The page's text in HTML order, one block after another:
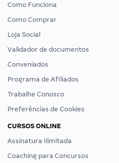
Como Funciona
Como Comprar
Loja Social
Validador de documentos
Conveniados
Programa de Afiliados
Trabalhe Conosco
Preferências de Cookies
CURSOS ONLINE
Assinatura Ilimitada
Coaching para Concursos